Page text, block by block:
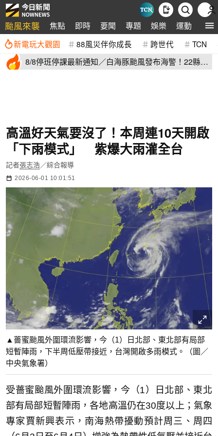
颱風來襲 焦點 即時 要聞 專題 娛樂 運動 全球
新電玩大觀園 88風災伴你成長 跨世代 TCN
8/8停班停課最新通知／白海豚颱風發布海警！22縣市
高溫好天氣要沒了！本周連10天開啟
「下雨模式」 紫爆大雨灌全台
記者張志浩／綜合報導
2026-06-01 10:01:51
▲薔蜜颱風外圍環流影響，今（1）日北部、東北部有局部
短暫陣雨，下半周低壓帶接近，台灣開啟多雨模式。（圖／
中央氣象署）
受薔蜜颱風外圍環流影響，今（1）日北部、東北
部有局部短暫陣雨，各地高溫仍在30度以上；氣象
專家賈新興表示，南海熱帶擾動預計周三、周四